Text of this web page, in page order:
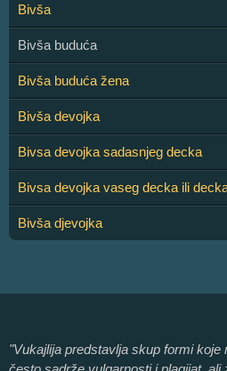
Bivša
Bivša buduća
Bivša buduća žena
Bivša devojka
Bivsa devojka sadasnjeg decka
Bivsa devojka vaseg decka ili
Bivša djevojka
"Vukajlija predstavlja skup formi koje